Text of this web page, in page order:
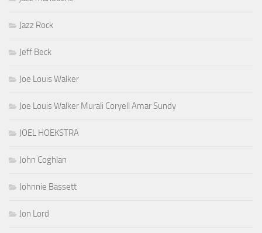
Jazz Rock
Jeff Beck
Joe Louis Walker
Joe Louis Walker Murali Coryell Amar Sundy
JOEL HOEKSTRA
John Coghlan
Johnnie Bassett
Jon Lord